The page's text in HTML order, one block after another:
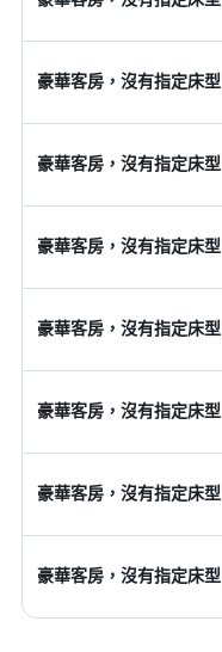
豪華客房，沒有指定床型
豪華客房，沒有指定床型
豪華客房，沒有指定床型
豪華客房，沒有指定床型
豪華客房，沒有指定床型
豪華客房，沒有指定床型
豪華客房，沒有指定床型